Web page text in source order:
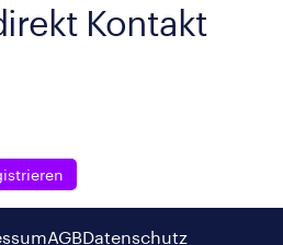
Kontakt
AGBDatenschutz